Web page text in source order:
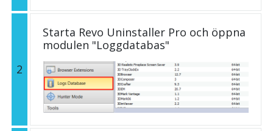
2
Starta Revo Uninstaller Pro och öppna
modulen "Loggdatabas"